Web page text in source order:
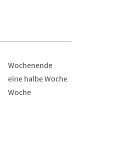
Wochenende
eine halbe Woche
Woche